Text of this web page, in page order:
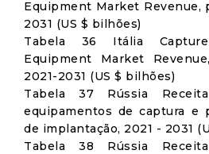
Equipment Market Revenue,
2031 (US $ bilhões)
Tabela 36 Itália
Equipment Market
2021-2031 (US $ bilhões)
Tabela 37 Rússia
equipamentos de captura e
de implantação, 2021 - 2031
Tabela 38 Rússia